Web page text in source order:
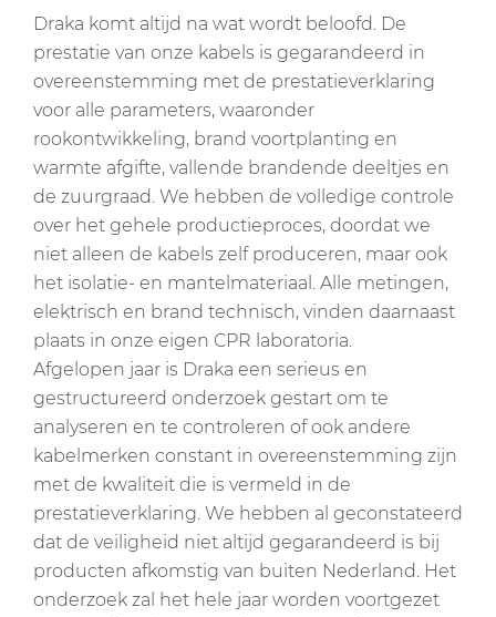
Draka komt altijd na wat wordt beloofd. De
prestatie van onze kabels is gegarandeerd in
overeenstemming met de prestatieverklaring
voor alle parameters, waaronder
rookontwikkeling, brand voortplanting en
warmte afgifte, vallende brandende deeltjes en
de zuurgraad. We hebben de volledige controle
over het gehele productieproces, doordat we
niet alleen de kabels zelf produceren, maar ook
het isolatie- en mantelmateriaal. Alle metingen,
elektrisch en brand technisch, vinden daarnaast
plaats in onze eigen CPR laboratoria.
Afgelopen jaar is Draka een serieus en
gestructureerd onderzoek gestart om te
analyseren en te controleren of ook andere
kabelmerken constant in overeenstemming zijn
met de kwaliteit die is vermeld in de
prestatieverklaring. We hebben al geconstateerd
dat de veiligheid niet altijd gegarandeerd is bij
producten afkomstig van buiten Nederland. Het
onderzoek zal het hele jaar worden voortgezet